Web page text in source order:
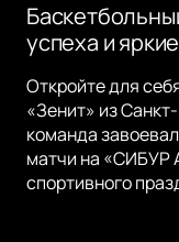
успеха и
Откройте для
«Зенит» из
команда
матчи на «СИБУР
спортивного